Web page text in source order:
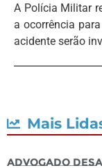
A Polícia Militar
a ocorrência
acidente serão
Mais
Advogado